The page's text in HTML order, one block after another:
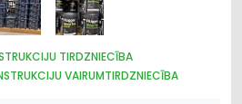
TIRDZNIECĪBA
VAIRUMTIRDZNIECĪBA